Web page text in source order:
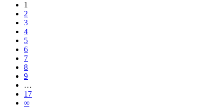
1
2
3
4
5
6
7
8
9
…
17
∞